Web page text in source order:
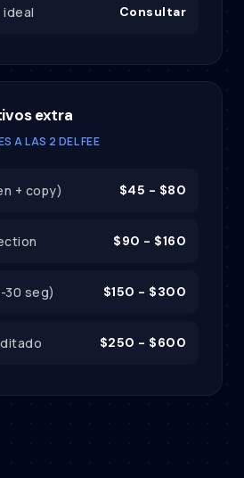
Consultar
extra
A LAS 2 DEL FEE
+ copy) $45 - $80
$90 - $160
30 seg) $150 - $300
$250 - $600